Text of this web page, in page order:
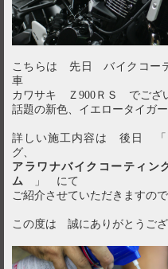
こちらは 先日 バイクコー
車
カワサキ Ｚ900ＲＳ でござ
話題の新色、イエロータイガ
詳しい施工内容は 後日
グ、
アラワナバイクコーティ
ム 」 にて
ご紹介させていただきますの
この度は 誠にありがとうござ